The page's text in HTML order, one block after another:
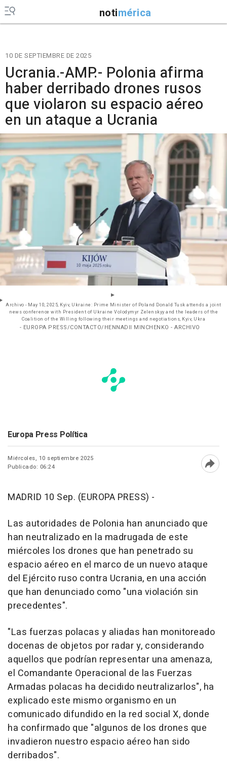
notimérica
10 DE SEPTIEMBRE DE 2025
Ucrania.-AMP.- Polonia afirma
haber derribado drones rusos
que violaron su espacio aéreo
en un ataque a Ucrania
Archivo - May 10, 2025, Kyiv, Ukraine: Prime Minister of Poland Donald Tusk attends a joint
news conference with President of Ukraine Volodymyr Zelenskyy and the leaders of the
Coalition of the Willing following their meetings and negotiations, Kyiv, Ukra
- EUROPA PRESS/CONTACTO/HENNADII MINCHENKO - ARCHIVO
Europa Press Política
Miércoles, 10 septiembre 2025
Publicado: 06:24
MADRID 10 Sep. (EUROPA PRESS) -
Las autoridades de Polonia han anunciado que
han neutralizado en la madrugada de este
miércoles los drones que han penetrado su
espacio aéreo en el marco de un nuevo ataque
del Ejército ruso contra Ucrania, en una acción
que han denunciado como "una violación sin
precedentes".
"Las fuerzas polacas y aliadas han monitoreado
docenas de objetos por radar y, considerando
aquellos que podrían representar una amenaza,
el Comandante Operacional de las Fuerzas
Armadas polacas ha decidido neutralizarlos", ha
explicado este mismo organismo en un
comunicado difundido en la red social X, donde
ha confirmado que "algunos de los drones que
invadieron nuestro espacio aéreo han sido
derribados".